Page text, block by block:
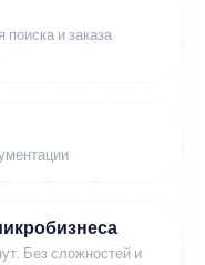
и заказа
Без сложностей и